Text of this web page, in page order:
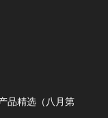
品精选（八月第